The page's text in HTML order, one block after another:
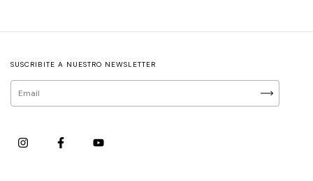
SUSCRIBITE A NUESTRO NEWSLETTER